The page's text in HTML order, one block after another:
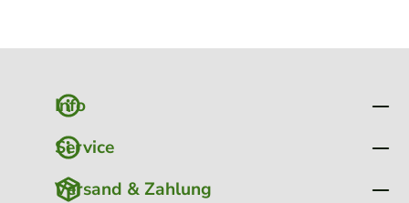
Info
Service
Versand & Zahlung